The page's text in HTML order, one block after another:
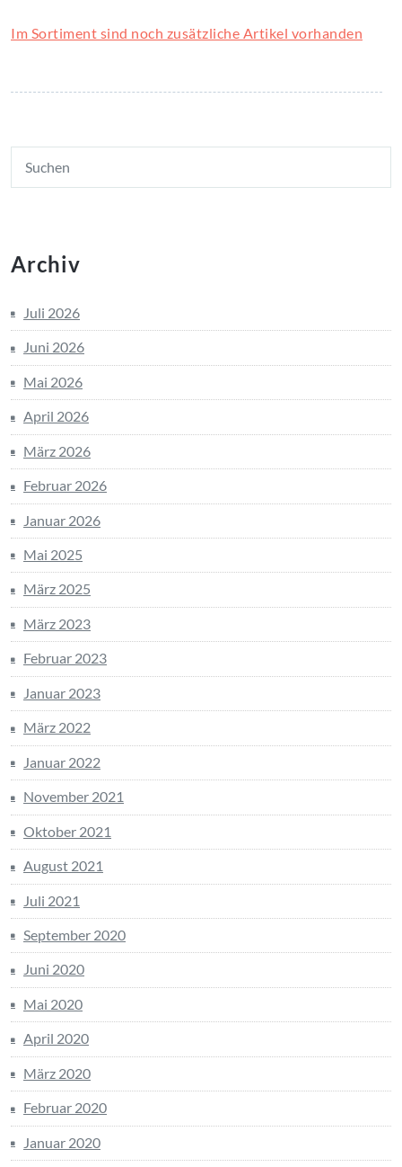
Im Sortiment sind noch zusätzliche Artikel vorhanden
Archiv
Juli 2026
Juni 2026
Mai 2026
April 2026
März 2026
Februar 2026
Januar 2026
Mai 2025
März 2025
März 2023
Februar 2023
Januar 2023
März 2022
Januar 2022
November 2021
Oktober 2021
August 2021
Juli 2021
September 2020
Juni 2020
Mai 2020
April 2020
März 2020
Februar 2020
Januar 2020